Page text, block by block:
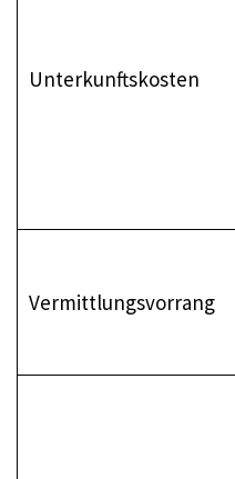
Unterkunftskosten
Vermittlungsvorrang